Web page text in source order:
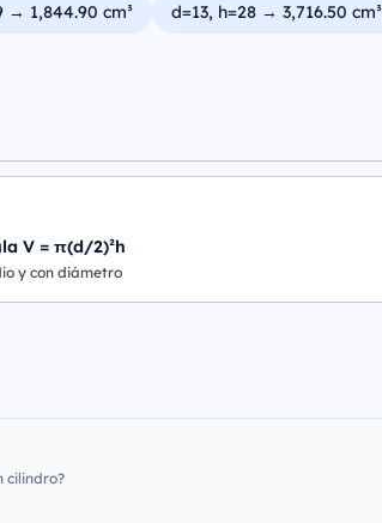
→ 1,844.90 cm³ d=13, h=28 → 3,716.50 cm³
V = π(d/2)²h
y con diámetro
cilindro?